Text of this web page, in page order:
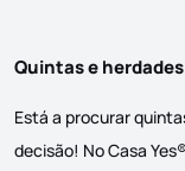
Quintas e
Está a procurar
decisão! No Casa